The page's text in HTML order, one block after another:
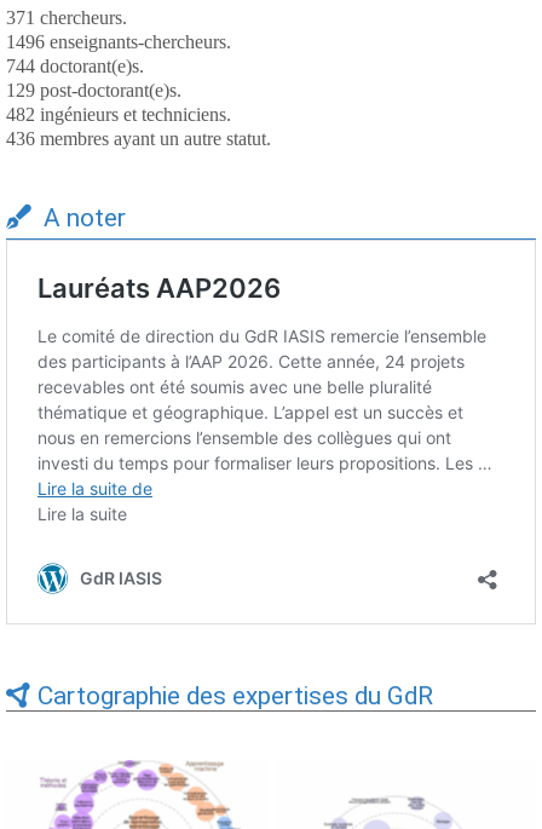
371 chercheurs.
1496 enseignants-chercheurs.
744 doctorant(e)s.
129 post-doctorant(e)s.
482 ingénieurs et techniciens.
436 membres ayant un autre statut.
A noter
Cartographie des expertises du GdR